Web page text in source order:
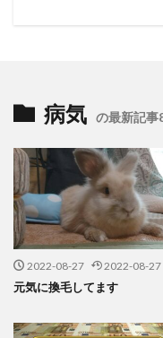
病気 の最新記事
2022-08-27 2022-08-27
元気に換毛してます